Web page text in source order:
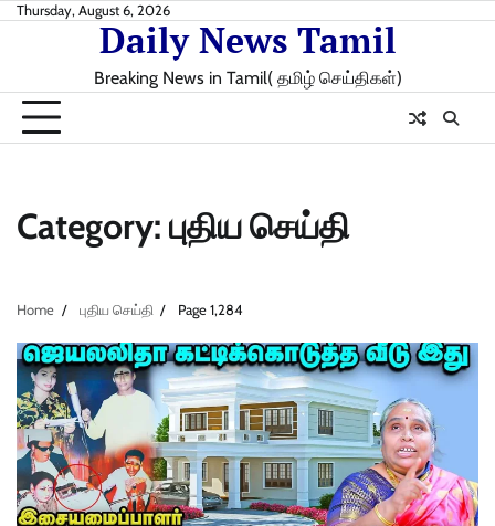
SkipThursday, August 6, 2026
Daily News Tamil
Breaking News in Tamil( தமிழ் செய்திகள்)
Category: புதிய செய்தி
Home புதிய செய்தி Page 1,284